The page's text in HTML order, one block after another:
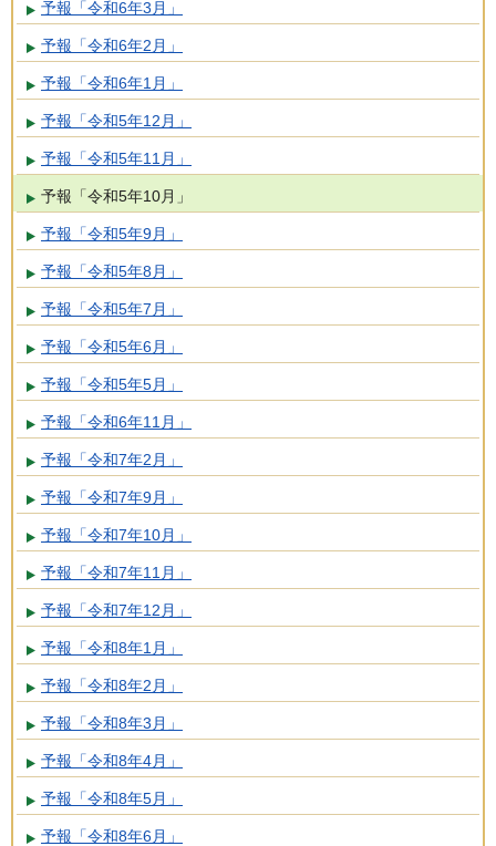
予報「令和6年3月」
予報「令和6年2月」
予報「令和6年1月」
予報「令和5年12月」
予報「令和5年11月」
予報「令和5年10月」
予報「令和5年9月」
予報「令和5年8月」
予報「令和5年7月」
予報「令和5年6月」
予報「令和5年5月」
予報「令和6年11月」
予報「令和7年2月」
予報「令和7年9月」
予報「令和7年10月」
予報「令和7年11月」
予報「令和7年12月」
予報「令和8年1月」
予報「令和8年2月」
予報「令和8年3月」
予報「令和8年4月」
予報「令和8年5月」
予報「令和8年6月」